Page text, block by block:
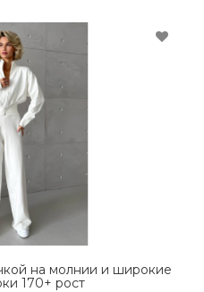
на молнии и широкие
170+ рост